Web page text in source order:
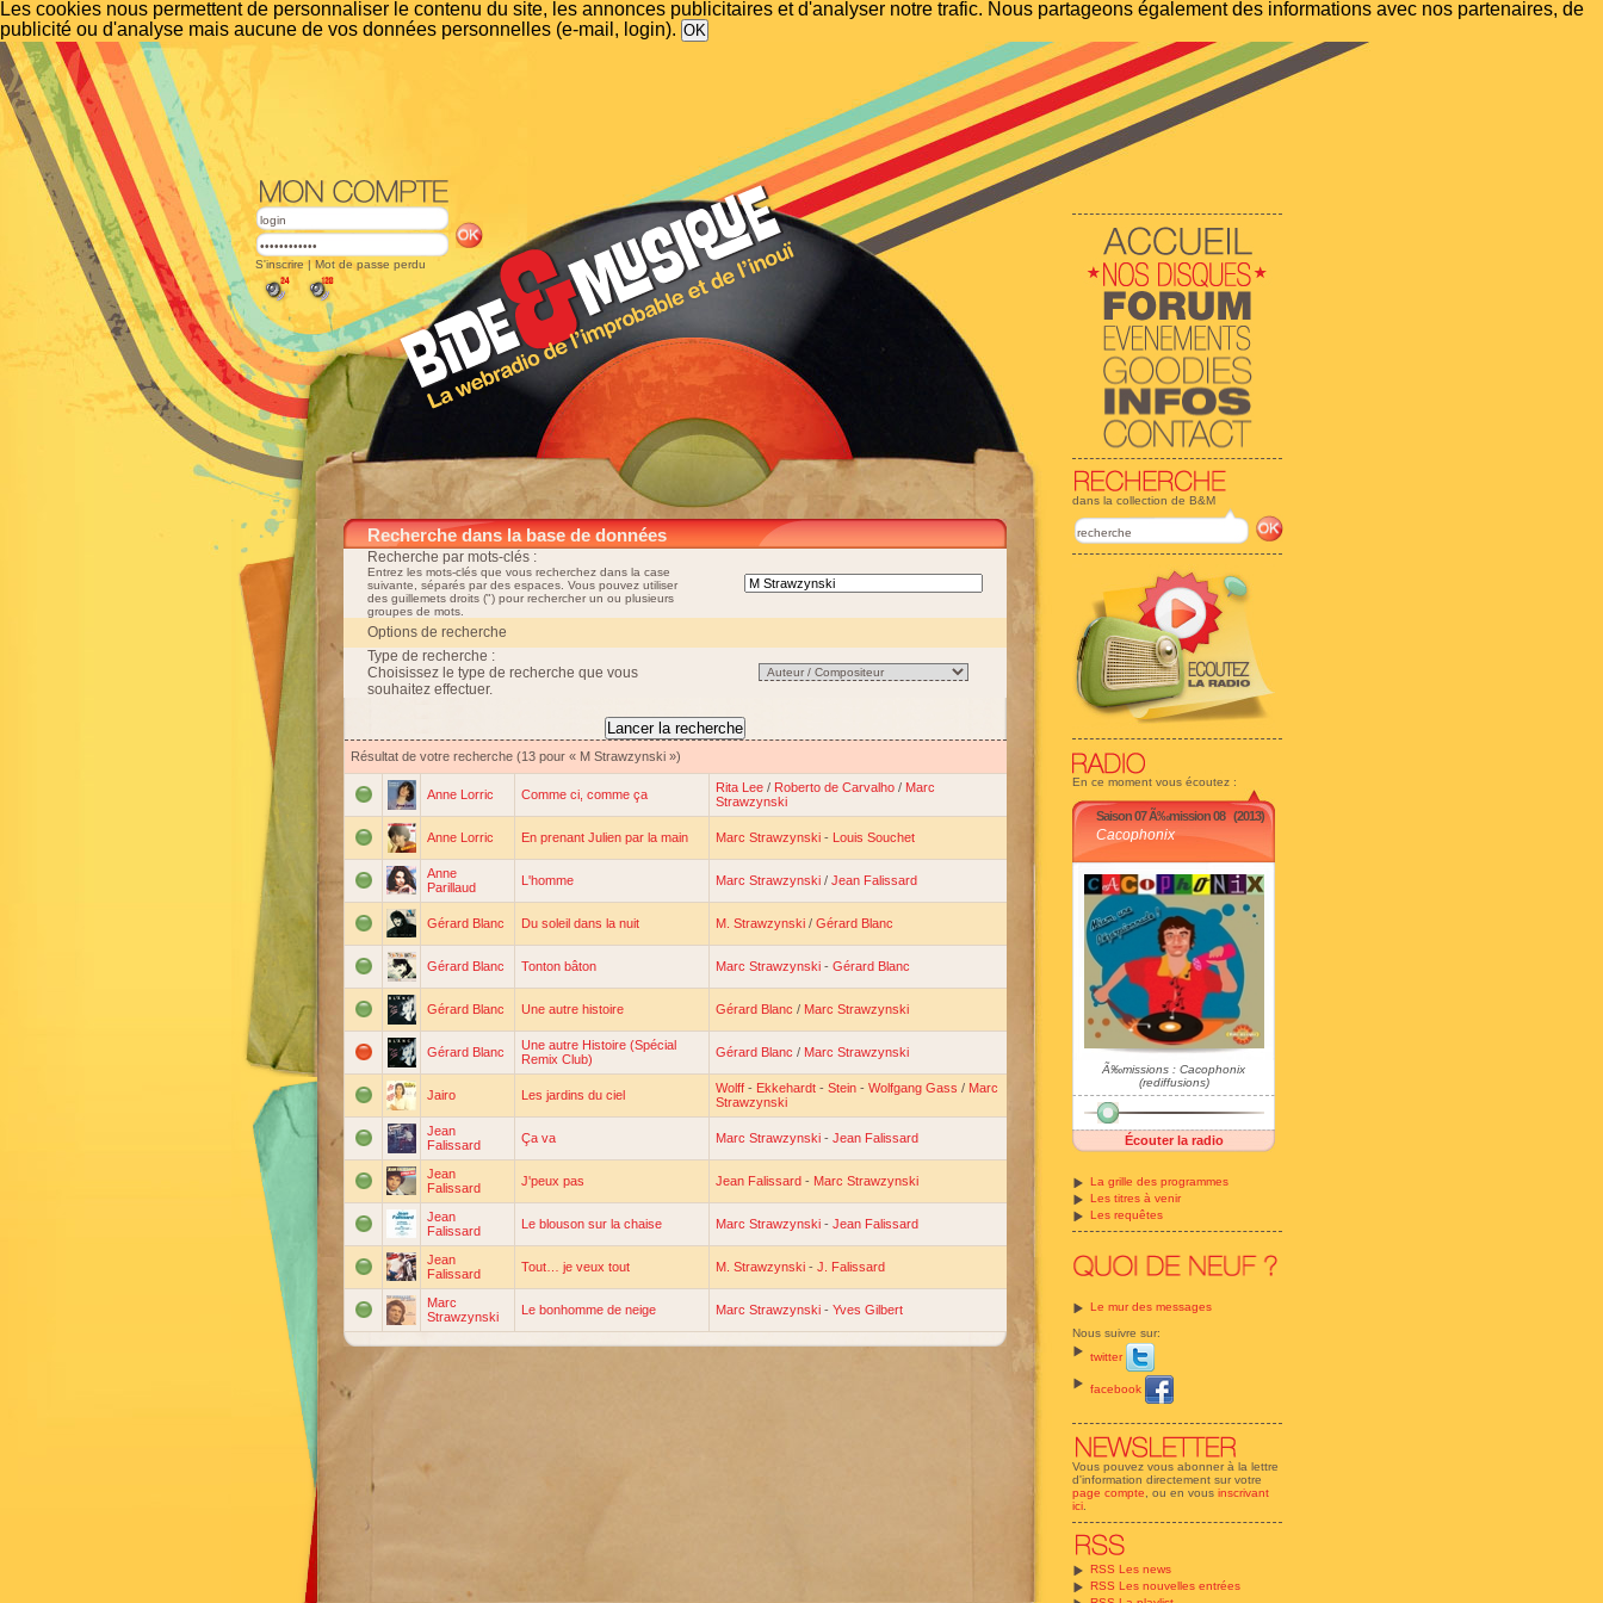
Les cookies nous permettent de personnaliser le contenu du site, les annonces publicitaires et d'analyser notre trafic. Nous partageons également des informations avec nos partenaires, de
publicité ou d'analyse mais aucune de vos données personnelles (e-mail, login).
dans la collection de B&M
En ce moment vous écoutez :
Saison 07 Ã‰mission 08 (2013)
Cacophonix
Ã‰missions : Cacophonix
(rediffusions)
Écouter la radio
La grille des programmes
Les titres à venir
Les requêtes
Le mur des messages
Nous suivre sur:
twitter
facebook
Vous pouvez vous abonner à la lettre
d'information directement sur votre
page compte , ou en vous inscrivant
ici
RSS Les news
RSS Les nouvelles entrées
S'inscrire | Mot de passe perdu
Recherche dans la base de données
Recherche par mots-clés :
Entrez les mots-clés que vous recherchez dans la case
suivante, séparés par des espaces. Vous pouvez utiliser
des guillemets droits (") pour rechercher un ou plusieurs
groupes de mots.
Options de recherche
Type de recherche :
Choisissez le type de recherche que vous
souhaitez effectuer.
Résultat de votre recherche (13 pour « M Strawzynski »)
Anne Lorric Comme ci, comme ça Rita Lee / Roberto de Carvalho / Marc
Strawzynski
Anne Lorric En prenant Julien par la main Marc Strawzynski - Louis Souchet
Anne
Parillaud
L'homme Marc Strawzynski / Jean Falissard
Gérard Blanc Du soleil dans la nuit M. Strawzynski / Gérard Blanc
Gérard Blanc Tonton bâton Marc Strawzynski - Gérard Blanc
Gérard Blanc Une autre histoire Gérard Blanc / Marc Strawzynski
Gérard Blanc
Une autre Histoire (Spécial
Remix Club)
Gérard Blanc / Marc Strawzynski
Jairo Les jardins du ciel Wolff - Ekkehardt - Stein - Wolfgang Gass / Marc
Strawzynski
Jean
Falissard
Ça va Marc Strawzynski - Jean Falissard
Jean
Falissard
J'peux pas Jean Falissard - Marc Strawzynski
Jean
Falissard
Le blouson sur la chaise Marc Strawzynski - Jean Falissard
Jean
Falissard
Tout… je veux tout M. Strawzynski - J. Falissard
Marc
Strawzynski
Le bonhomme de neige Marc Strawzynski - Yves Gilbert